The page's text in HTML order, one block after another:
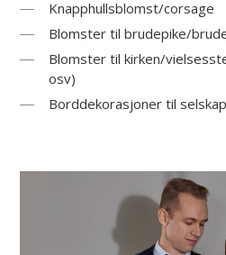
Knapphullsblomst/corsage
Blomster til brudepike/
Blomster til kirken/
osv)
Borddekorasjoner til